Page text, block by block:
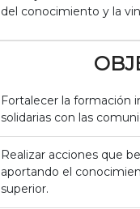
del conocimiento y la
Fortalecer la formación
solidarias con las
Realizar acciones que
aportando el
superior.